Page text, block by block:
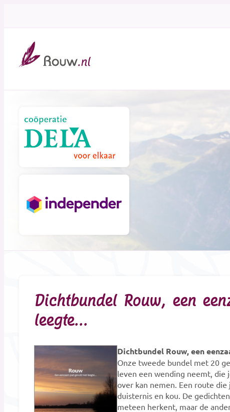
Dichtbundel Rouw, een
leegte...
Dichtbundel Rouw, een
Onze tweede bundel met 20
leven een wending neemt, die
over kan nemen. Een route
duisternis en kou. De
meteen herkent, maar de